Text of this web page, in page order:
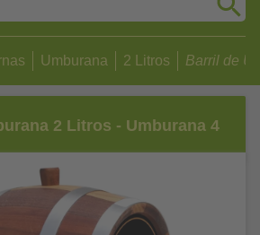
Umburana 2 Litros Barril de
2 Litros - Umburana 4